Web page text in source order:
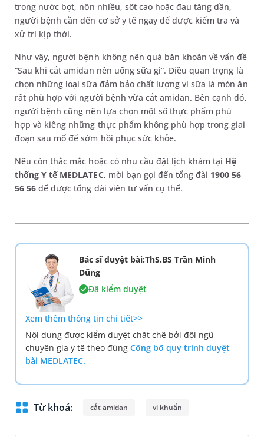
trong nước bọt, nôn nhiều, sốt cao hoặc đau tăng dần,
người bệnh cần đến cơ sở y tế ngay để được kiểm tra và
xử trí kịp thời.
Như vậy, người bệnh không nên quá băn khoăn về vấn đề
“Sau khi cắt amidan nên uống sữa gì”. Điều quan trọng là
chọn những loại sữa đảm bảo chất lượng vì sữa là món ăn
rất phù hợp với người bệnh vừa cắt amidan. Bên cạnh đó,
người bệnh cũng nên lựa chọn một số thực phẩm phù
hợp và kiêng những thực phẩm không phù hợp trong giai
đoạn sau mổ để sớm hồi phục sức khỏe.
Nếu còn thắc mắc hoặc có nhu cầu đặt lịch khám tại Hệ
thống Y tế MEDLATEC, mời bạn gọi đến tổng đài 1900 56
56 56 để được tổng đài viên tư vấn cụ thể.
Bác sĩ duyệt bài:ThS.BS Trần Minh
Dũng
Đã kiểm duyệt
Xem thêm thông tin chi tiết>>
Nội dung được kiểm duyệt chặt chẽ bởi đội ngũ
chuyên gia y tế theo đúng Công bố quy trình duyệt
bài MEDLATEC.
Từ khoá: cắt amidan vi khuẩn